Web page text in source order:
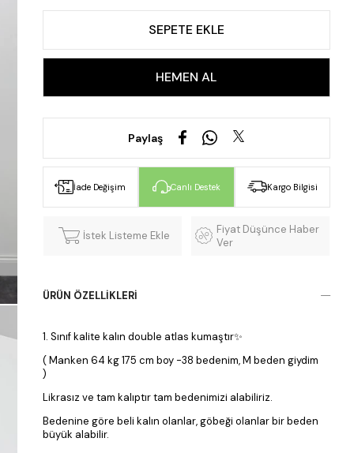
Paylaş
İade Değişim Canlı Destek Kargo Bilgisi
İstek Listeme Ekle
Fiyat Düşünce Haber
Ver
ÜRÜN ÖZELLIKLERI
1. Sınıf kalite kalın double atlas kumaştır✨
( Manken 64 kg 175 cm boy -38 bedenim, M beden giydim
)
Likrasız ve tam kalıptır tam bedenimizi alabiliriz.
Bedenine göre beli kalın olanlar, göbeği olanlar bir beden
büyük alabilir.